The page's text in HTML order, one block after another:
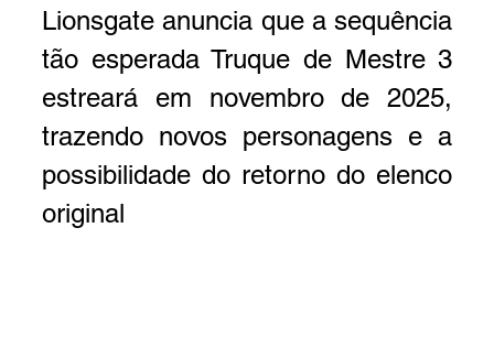
Lionsgate anuncia que a sequência
tão esperada Truque de Mestre 3
estreará em novembro de 2025,
trazendo novos personagens e a
possibilidade do retorno do elenco
original